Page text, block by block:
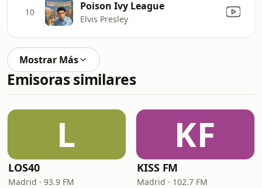
10 Poison Ivy League
Elvis Presley
Mostrar Más
Emisoras similares
L
LOS40
Madrid · 93.9 FM
KF
KISS FM
Madrid · 102.7 FM